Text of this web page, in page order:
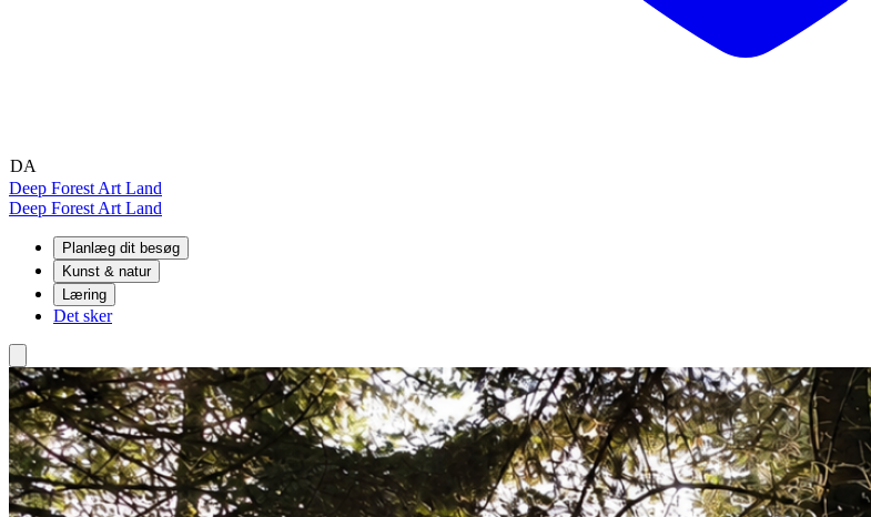
DA
Deep Forest Art Land
Deep Forest Art Land
Planlæg dit besøg
Kunst & natur
Læring
Det sker